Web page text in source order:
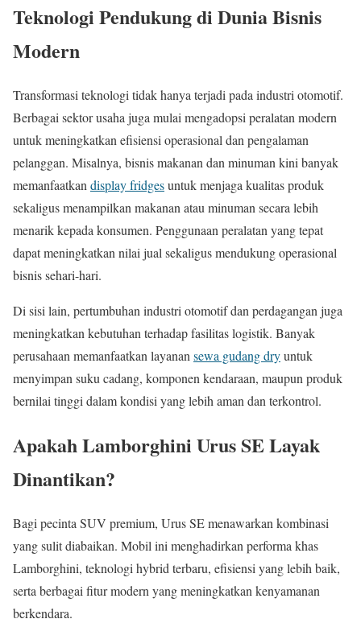
Teknologi Pendukung di Dunia Bisnis
Modern
Transformasi teknologi tidak hanya terjadi pada industri otomotif.
Berbagai sektor usaha juga mulai mengadopsi peralatan modern
untuk meningkatkan efisiensi operasional dan pengalaman
pelanggan. Misalnya, bisnis makanan dan minuman kini banyak
memanfaatkan display fridgesuntuk menjaga kualitas produk
sekaligus menampilkan makanan atau minuman secara lebih
menarik kepada konsumen. Penggunaan peralatan yang tepat
dapat meningkatkan nilai jual sekaligus mendukung operasional
bisnis sehari-hari.
Di sisi lain, pertumbuhan industri otomotif dan perdagangan juga
meningkatkan kebutuhan terhadap fasilitas logistik. Banyak
perusahaan memanfaatkan layanan sewa gudang dryuntuk
menyimpan suku cadang, komponen kendaraan, maupun produk
bernilai tinggi dalam kondisi yang lebih aman dan terkontrol.
Apakah Lamborghini Urus SE Layak
Dinantikan?
Bagi pecinta SUV premium, Urus SE menawarkan kombinasi
yang sulit diabaikan. Mobil ini menghadirkan performa khas
Lamborghini, teknologi hybrid terbaru, efisiensi yang lebih baik,
serta berbagai fitur modern yang meningkatkan kenyamanan
berkendara.